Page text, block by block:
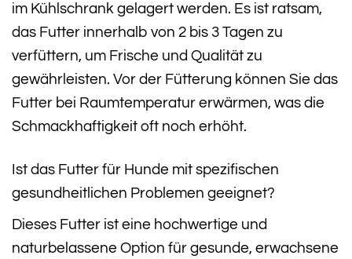
im Kühlschrank gelagert werden. Es ist ratsam,
das Futter innerhalb von 2 bis 3 Tagen zu
verfüttern, um Frische und Qualität zu
gewährleisten. Vor der Fütterung können Sie das
Futter bei Raumtemperatur erwärmen, was die
Schmackhaftigkeit oft noch erhöht.
Ist das Futter für Hunde mit spezifischen
gesundheitlichen Problemen geeignet?
Dieses Futter ist eine hochwertige und
naturbelassene Option für gesunde, erwachsene